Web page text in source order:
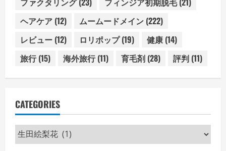
ヘアケア (12) ムームードメイン (222)
レビュー (12) ロリポップ(19) 健康 (14)
旅行(15) 海外旅行(11) 育毛剤 (28) 評判 (11)
CATEGORIES
Categories